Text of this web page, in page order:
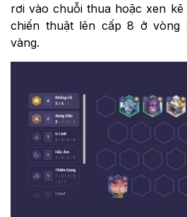
rơi vào chuỗi thua hoặc xen
chiến thuật lên cấp 8 ở vòng
vàng.